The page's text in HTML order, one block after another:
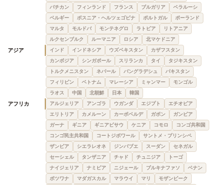
バチカン
フィンランド フランス ブルガリア
ベラルーシ
ベルギー
ボスニア・ヘルツェゴビナ ポルトガル
ポーランド
マルタ
モルドバ モンテネグロ ラトビア
リトアニア
ルクセンブルク
ルーマニア ロシア 北マケドニア
アジア インド インドネシア ウズベキスタン
カザフスタン
カンボジア
シンガポール スリランカ タイ
タジキスタン
トルクメニスタン
ネパール バングラデシュ
パキスタン
フィリピン
ベトナム マレーシア ミャンマー
モンゴル
ラオス
中国 北朝鮮 日本 韓国
アフリカ アルジェリア アンゴラ ウガンダ エジプト
エチオピア
エリトリア
カメルーン カーボベルデ ガボン
ガンビア
ガーナ
ギニア ギニアビサウ ケニア コモロ
コンゴ共和国
コンゴ民主共和国
コートジボワール
サントメ・プリンシペ
ザンビア
シエラレオネ ジンバブエ スーダン
セネガル
セーシェル
タンザニア チャド チュニジア
トーゴ
ナイジェリア
ナミビア ニジェール ブルキナファソ
ベナン
ボツワナ
マダガスカル マラウイ マリ
モザンビーク